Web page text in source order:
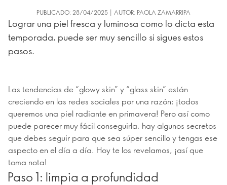
PUBLICADO: 28/04/2025 | AUTOR: PAOLA ZAMARRIPA
Lograr una piel fresca y luminosa como lo dicta esta
temporada, puede ser muy sencillo si sigues estos
pasos.
Las tendencias de “glowy skin” y “glass skin” están
creciendo en las redes sociales por una razón: ¡todos
queremos una piel radiante en primavera! Pero así como
puede parecer muy fácil conseguirla, hay algunos secretos
que debes seguir para que sea súper sencillo y tengas ese
aspecto en el día a día. Hoy te los revelamos, ¡así que
toma nota!
Paso 1: limpia a profundidad